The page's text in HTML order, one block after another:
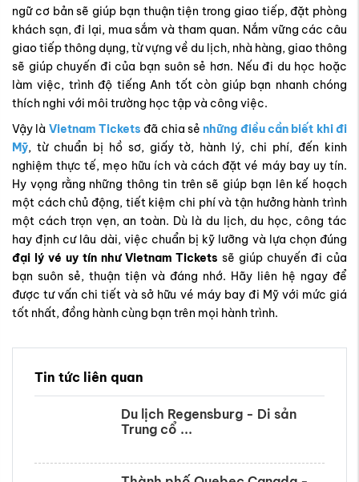
Vậy là
Vietnam Tickets đã chia sẻnhững điều cần biết khi đi
Mỹ , từ chuẩn bị hồ sơ, giấy tờ, hành lý, chi phí, đến kinh
nghiệm thực tế, mẹo hữu ích và cách đặt vé máy bay uy tín.
Hy vọng rằng những thông tin trên sẽ giúp bạn lên kế hoạch
một cách chủ động, tiết kiệm chi phí và tận hưởng hành trình
một cách trọn vẹn, an toàn. Dù là du lịch, du học, công tác
hay định cư lâu dài, việc chuẩn bị kỹ lưỡng và lựa chọn đúng
đại lý vé uy tín như Vietnam Ticketssẽ giúp chuyến đi của
bạn suôn sẻ, thuận tiện và đáng nhớ. Hãy liên hệ ngay để
được tư vấn chi tiết và sở hữu vé máy bay đi Mỹ với mức giá
tốt nhất, đồng hành cùng bạn trên mọi hành trình.
Tin tức liên quan
Du lịch Regensburg - Di sản
Trung cổ ...
Châu Âu thu nhỏ ...
Bang Idaho – Góc nhìn mới về
miền Tây Bắc ...